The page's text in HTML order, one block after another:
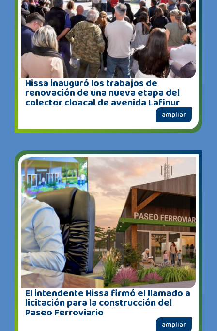
Hissa inauguró los trabajos de
renovación de una nueva etapa del
colector cloacal de avenida Lafinur
ampliar
El intendente Hissa firmó el llamado a
licitación para la construcción del
Paseo Ferroviario
ampliar